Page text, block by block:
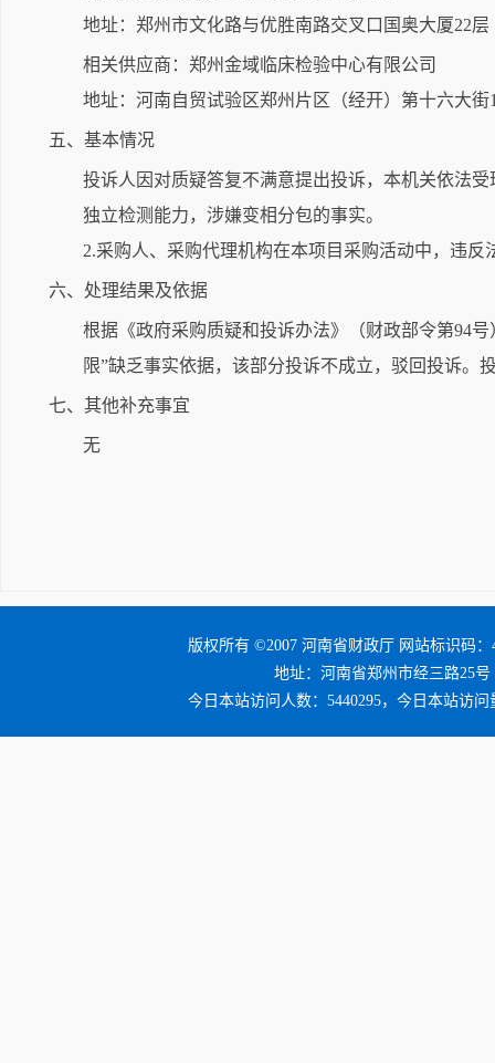
地址：郑州市文化路与优胜南路交叉口国奥大厦22层
相关供应商：郑州金域临床检验中心有限公司
地址：河南自贸试验区郑州片区（经开）第十六大街
五、基本情况
投诉人因对质疑答复不满意提出投诉，本机关依法
独立检测能力，涉嫌变相分包的事实。
2.采购人、采购代理机构在本项目采购活动中，违
六、处理结果及依据
根据《政府采购质疑和投诉办法》（财政部令第94
限”缺乏事实依据，该部分投诉不成立，驳回投诉。
七、其他补充事宜
无
版权所有 ©2007 河南省财政厅 网站标识码：
地址：河南省郑州市经三路25号
今日本站访问人数：5440295，今日本站访问